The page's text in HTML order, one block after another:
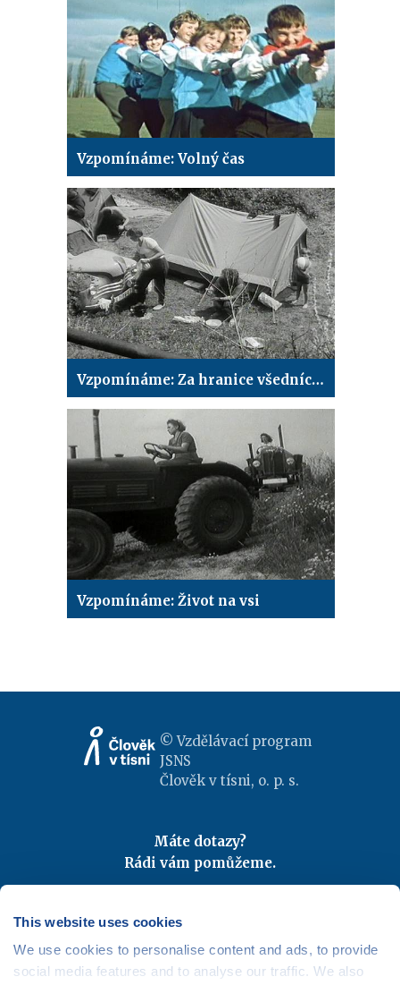
This website uses cookies
We use cookies to personalise content and ads, to provide
social media features and to analyse our traffic. We also
Vzpomínáme: Volný čas
Vzpomínáme: Za hranice všedních dní
Vzpomínáme: Život na vsi
© Vzdělávací program
JSNS
Člověk v tísni, o. p. s.
Máte dotazy?
Rádi vám pomůžeme.
Odebírejte newslettery
Mapa webu |Kariéra
Osobní údaje|Cookies